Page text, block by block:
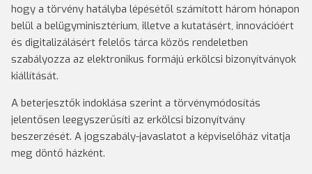
hogy a törvény hatályba lépésétől számított három hónapon
belül a belügyminisztérium, illetve a kutatásért, innovációért
és digitalizálásért felelős tárca közös rendeletben
szabályozza az elektronikus formájú erkölcsi bizonyítványok
kiállítását.
A beterjesztők indoklása szerint a törvénymódosítás
jelentősen leegyszerűsíti az erkölcsi bizonyítvány
beszerzését. A jogszabály-javaslatot a képviselőház vitatja
meg döntő házként.